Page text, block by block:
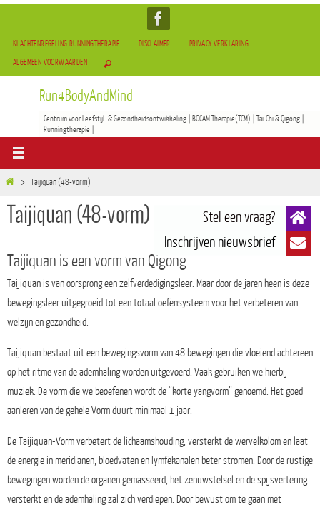
KLACHTENREGELING RUNNINGTHERAPIE DISCLAIMER
PRIVACY VERKLARING
ALGEMEEN VOORWAARDEN
Run4BodyAndMind
Centrum voor Leefstijl- & Gezondheidsontwikkeling | BOCAM Therapie(TCM) | Tai-Chi & Qigong |
Runningtherapie |
Taijiquan (48-vorm)
Taijiquan (48-vorm)
Taijiquan is een vorm van Qigong
Taijiquan is van oorsprong een zelfverdedigingsleer. Maar door de jaren heen is deze
bewegingsleer uitgegroeid tot een totaal oefensysteem voor het verbeteren van
welzijn en gezondheid.
Taijiquan bestaat uit een bewegingsvorm van 48 bewegingen die vloeiend achtereen
op het ritme van de ademhaling worden uitgevoerd. Vaak gebruiken we hierbij
muziek. De vorm die we beoefenen wordt de “korte yangvorm” genoemd. Het goed
aanleren van de gehele Vorm duurt minimaal 1 jaar.
De Taijiquan-Vorm verbetert de lichaamshouding, versterkt de wervelkolom en laat
de energie in meridianen, bloedvaten en lymfekanalen beter stromen. Door de rustige
bewegingen worden de organen gemasseerd, het zenuwstelsel en de spijsvertering
versterkt en de ademhaling zal zich verdiepen. Door bewust om te gaan met